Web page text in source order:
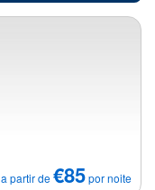
a partir de€85por noite